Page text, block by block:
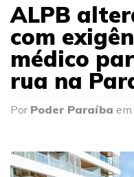
ALPB
com
médico
rua na
Por Poder Paraíba em